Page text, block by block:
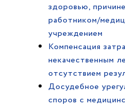
здоровью,
работником/
учреждением
Компенсация
некачественным
отсутствием
Досудебное
споров с